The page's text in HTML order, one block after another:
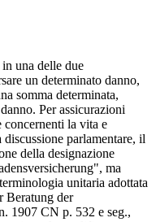
una delle due
un determinato danno,
somma determinata,
Per assicurazioni
concernenti la vita e
parlamentare, il
della designazione
ma
unitaria adottata
Beratung der
1907 CN p. 532 e seg.,